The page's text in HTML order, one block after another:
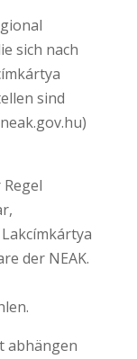
sich nach
sind
der NEAK.
abhängen